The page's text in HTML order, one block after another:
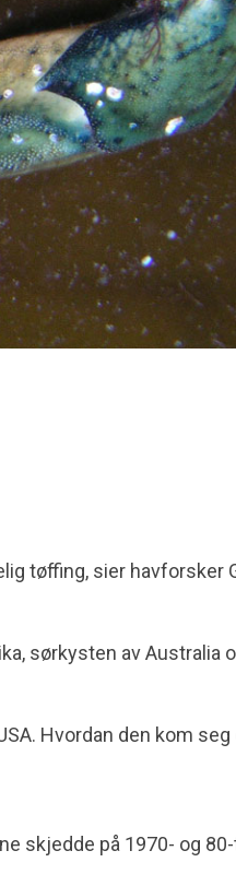
tøffing, sier havforsker
sørkysten av Australia
Hvordan den kom seg
skjedde på 1970- og